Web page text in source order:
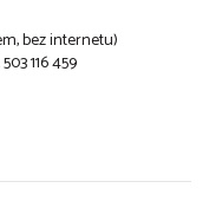
bez internetu)
116 459